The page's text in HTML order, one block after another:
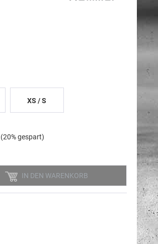
XS / S
(20% gespart)
IN DEN WARENKORB